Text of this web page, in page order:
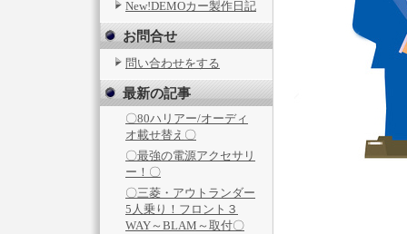
New!DEMOカー製作日記
お問合せ
問い合わせをする
最新の記事
〇80ハリアー/オーディ
オ載せ替え〇
〇最強の電源アクセサリ
ー！〇
〇三菱・アウトランダー
5人乗り！フロント３
WAY～BLAM～取付〇